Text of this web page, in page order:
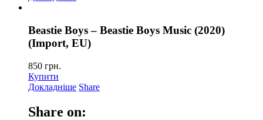
Beastie Boys – Beastie Boys Music (2020)
(Import, EU)
850 грн.
Купити
Докладніше Share
Share on: